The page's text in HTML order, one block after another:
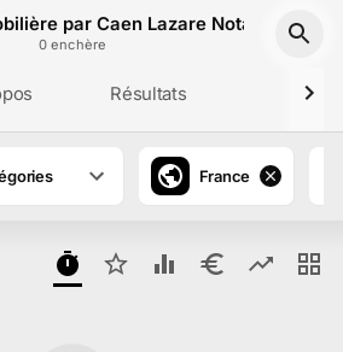
par Caen Lazare Notaires du
0 enchère
Résultats
France